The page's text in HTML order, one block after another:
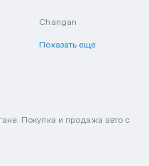
Changan
Показать еще
Покупка и продажа авто с